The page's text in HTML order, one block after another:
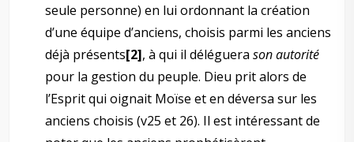
seule personne) en lui ordonnant la création
d’une équipe d’anciens, choisis parmi les anciens
déjà présents[2], à qui il déléguerason autorité
pour la gestion du peuple. Dieu prit alors de
l’Esprit qui oignait Moïse et en déversa sur les
anciens choisis (v25 et 26). Il est intéressant de